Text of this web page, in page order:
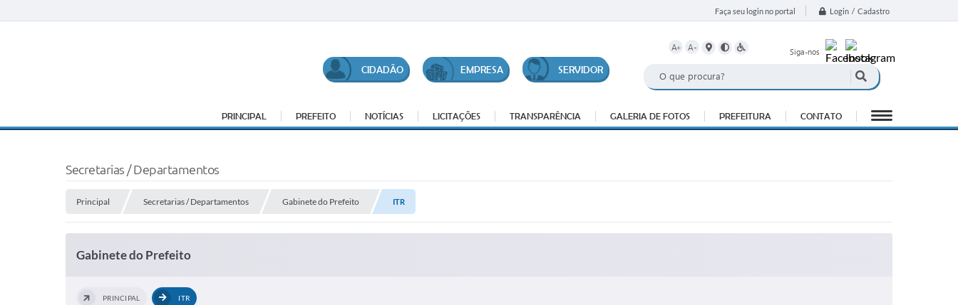
Faça seu login no portal Login / Cadastro
CIDADÃO EMPRESA SERVIDOR
A+ A- Siga-nos
PRINCIPAL PREFEITO NOTÍCIAS LICITAÇÕES TRANSPARÊNCIA GALERIA DE FOTOS PREFEITURA CONTATO
Secretarias / Departamentos
Principal Secretarias / Departamentos Gabinete do Prefeito ITR
Gabinete do Prefeito
PRINCIPAL ITR